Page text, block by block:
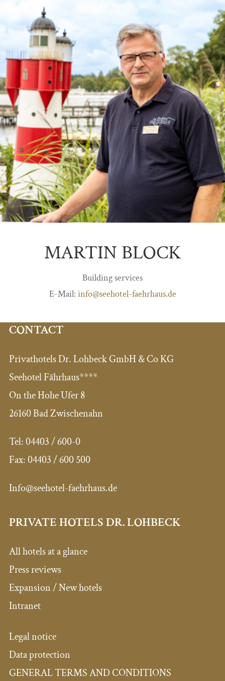
MARTIN BLOCK
Building services
E-Mail: info@seehotel-faehrhaus.de
CONTACT
Privathotels Dr. Lohbeck GmbH & Co KG
Seehotel Fährhaus****
On the Hohe Ufer 8
26160 Bad Zwischenahn
Tel:04403 / 600-0
Fax:04403 / 600 500
Info@seehotel-faehrhaus.de
PRIVATE HOTELS DR. LOHBECK
All hotels at a glance
Press reviews
Expansion / New hotels
Intranet
Legal notice
Data protection
GENERAL TERMS AND CONDITIONS